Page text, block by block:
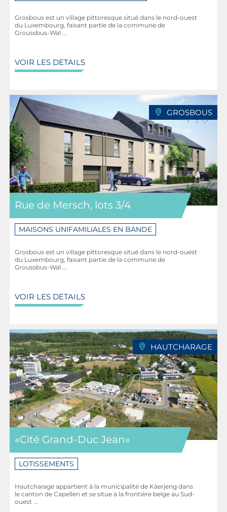
Grosbous est un village pittoresque situé dans le nord-ouest
du Luxembourg, faisant partie de la commune de
Groussbus-Wal ...
VOIR LES DETAILS
GROSBOUS
Rue de Mersch, lots 3/4
MAISONS UNIFAMILIALES EN BANDE
Grosbous est un village pittoresque situé dans le nord-ouest
du Luxembourg, faisant partie de la commune de
Groussbus-Wal ...
VOIR LES DETAILS
HAUTCHARAGE
«Cité Grand-Duc Jean»
LOTISSEMENTS
Hautcharage appartient à la municipalité de Käerjeng dans
le canton de Capellen et se situe à la frontière belge au Sud-
ouest ...